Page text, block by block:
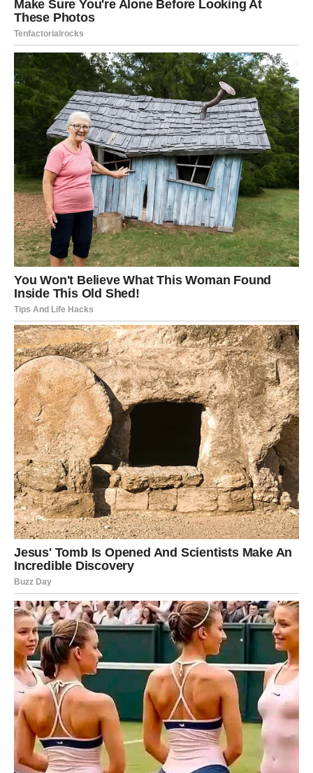
izdanaka. Sameljite ljuske jaja u prah i pomiješajte s
malo zemlje i šećera prije nego što smjesu stavite u
lonac.
Kora banane : Služi kao izvrstan izvor hranjivih tvari
koje pomažu biljci dazadrži vlagui dodatno je hrane.
Savjeti za poboljšanje njege:
Nježno zalijte biljku nakon što ste dodali hranjive tvari.
Redovita njega iljubav prema biljcivažni su za njen
napredak. Cvijeće može osjetiti energiju koju
emitirate, pa nježnost i pažnja mogu potaknuti njegovo
bujno cvjetanje.
Uključivanje ovih prirodnih dodatakau njegu vaše biljke
može poboljšati njen rast i vitalnost, čineći vašu Krasulu
simbolom ljepote i prosperiteta.
PREUZMITE BESPLATNO!
⋆ KNJIGA SA RECEPTIMA ⋆
Upiši svoj email i preuzmi BESPLATNU
knjigu s receptima! Uživaj u jednostavnim
i ukusnim jelima koja će osvojiti tvoje
najdraže.
Jednim klikom preuzmi knjigu s najboljim
receptima!